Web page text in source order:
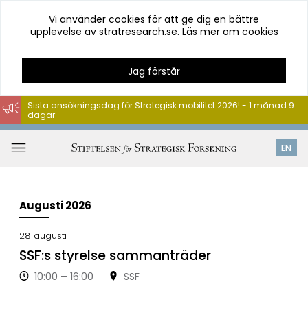
Hoppa
till
innehåll
Vi använder cookies för att ge dig en bättre
upplevelse av stratresearch.se. Läs mer om cookies
Jag förstår
EN
Sista ansökningsdag för Strategisk mobilitet 2026! - 1 månad 9
dagar
Augusti 2026
28 augusti
SSF:s styrelse sammanträder
10:00 – 16:00 SSF